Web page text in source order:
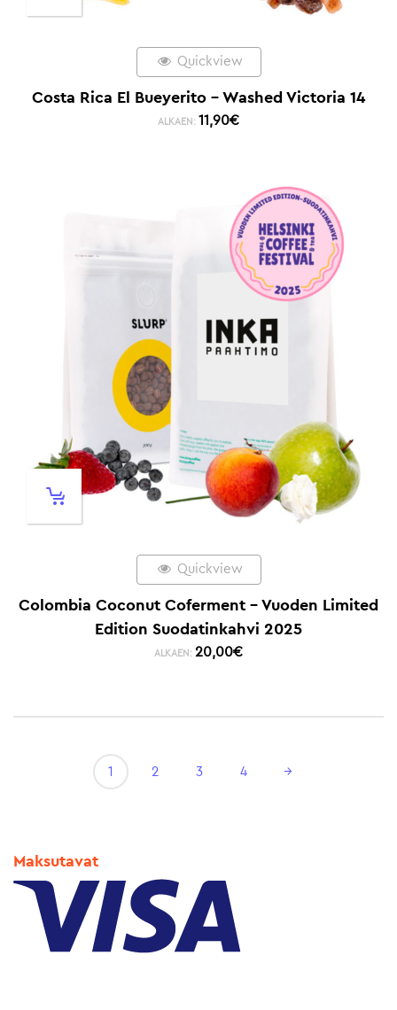
Quickview
Costa Rica El Bueyerito – Washed Victoria 14
ALKAEN: 11,90€
Quickview
Colombia Coconut Coferment – Vuoden Limited
Edition Suodatinkahvi 2025
ALKAEN: 20,00€
1 2 3 4 →
Maksutavat